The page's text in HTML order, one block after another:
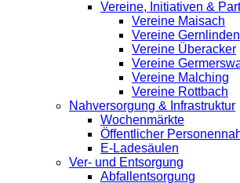
Vereine, Initiativen &
Vereine Maisach
Vereine Gernlinden
Vereine Überacker
Vereine
Vereine Malching
Vereine Rottbach
Nahversorgung & Infrastruktur
Wochenmärkte
Öffentlicher
E-Ladesäulen
Ver- und Entsorgung
Abfallentsorgung